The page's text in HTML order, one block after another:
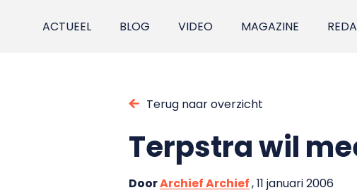
ACTUEEL BLOG VIDEO MAGAZINE
Terug naar overzicht
Terpstra wil
DoorArchief Archief, 11 januari 2006